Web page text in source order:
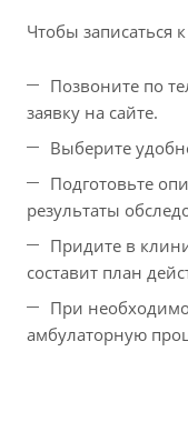
Чтобы записаться
Позвоните по
заявку на сайте.
Выберите
Подготовьте
результаты
Придите в
составит план
При
амбулаторную